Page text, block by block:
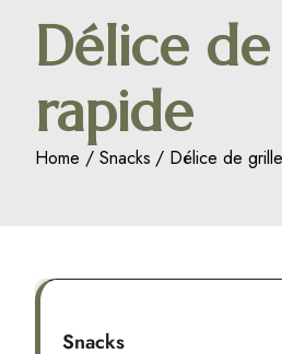
Délice
rapide
Home Snacks Délice de
Snacks